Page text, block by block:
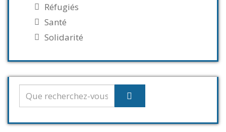
Réfugiés
Santé
Solidarité